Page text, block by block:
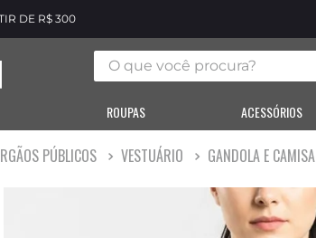
DE R$ 300
O que você procura?
ROUPAS ACESSÓRIOS
PÚBLICOS VESTUÁRIO GANDOLA E CAMISA